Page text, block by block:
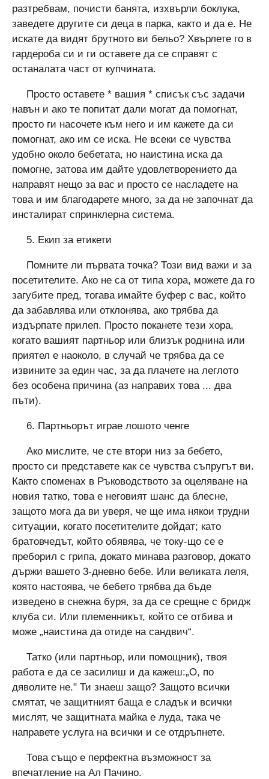
разтребвам, почисти банята, изхвърли боклука,
заведете другите си деца в парка, както и да е. Не
искате да видят брутното ви бельо? Хвърлете го в
гардероба си и ги оставете да се справят с
останалата част от купчината.
Просто оставете * вашия * списък със задачи
навън и ако те попитат дали могат да помогнат,
просто ги насочете към него и им кажете да си
помогнат, ако им се иска. Не всеки се чувства
удобно около бебетата, но наистина иска да
помогне, затова им дайте удовлетворението да
направят нещо за вас и просто се насладете на
това и им благодарете много, за да не започнат да
инсталират спринклерна система.
5. Екип за етикети
Помните ли първата точка? Този вид важи и за
посетителите. Ако не са от типа хора, можете да го
загубите пред, тогава имайте буфер с вас, който
да забавлява или отклонява, ако трябва да
издърпате прилеп. Просто поканете тези хора,
когато вашият партньор или близък роднина или
приятел е наоколо, в случай че трябва да се
извините за един час, за да плачете на леглото
без особена причина (аз направих това ... два
пъти).
6. Партньорът играе лошото ченге
Ако мислите, че сте втори низ за бебето,
просто си представете как се чувства съпругът ви.
Както споменах в Ръководството за оцеляване на
новия татко, това е неговият шанс да блесне,
защото мога да ви уверя, че ще има някои трудни
ситуации, когато посетителите дойдат; като
братовчедът, който обявява, че току-що се е
преборил с грипа, докато минава разговор, докато
държи вашето 3-дневно бебе. Или великата леля,
която настоява, че бебето трябва да бъде
изведено в снежна буря, за да се срещне с бридж
клуба си. Или племенникът, който се отбива и
може „наистина да отиде на сандвич“.
Татко (или партньор, или помощник), твоя
работа е да се засилиш и да кажеш:„О, по
дяволите не." Ти знаеш защо? Защото всички
смятат, че защитният баща е сладък и всички
мислят, че защитната майка е луда, така че
направете услуга на всички и се отдръпнете.
Това също е перфектна възможност за
впечатление на Ал Пачино.